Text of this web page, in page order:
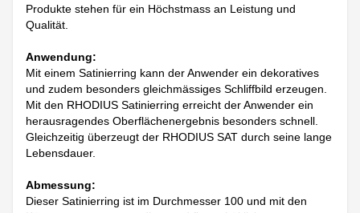
Produkte stehen für ein Höchstmass an Leistung und
Qualität.
Anwendung:
Mit einem Satinierring kann der Anwender ein dekoratives
und zudem besonders gleichmässiges Schliffbild erzeugen.
Mit den RHODIUS Satinierring erreicht der Anwender ein
herausragendes Oberflächenergebnis besonders schnell.
Gleichzeitig überzeugt der RHODIUS SAT durch seine lange
Lebensdauer.
Abmessung:
Dieser Satinierring ist im Durchmesser 100 und mit den